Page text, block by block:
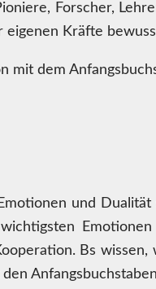
Forscher,
eigenen Kräfte
mit dem
und
Bs